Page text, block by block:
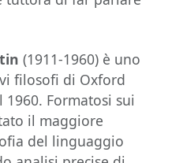
(1911-1960) è uno
filosofi di Oxford
Formatosi sui
il maggiore
del linguaggio